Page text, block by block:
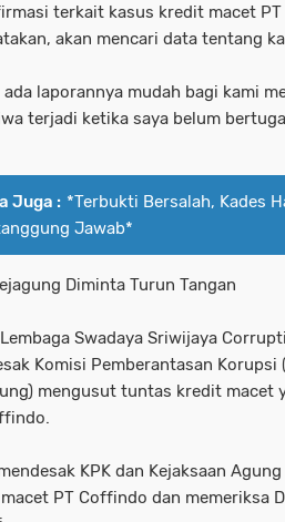
terkait kasus kredit macet
akan mencari data tentang
ada laporannya mudah bagi kami
terjadi ketika saya belum
Juga : *Terbukti Bersalah, Kades
Jawab*
Diminta Turun Tangan
Swadaya Sriwijaya
Komisi Pemberantasan Korupsi
mengusut tuntas kredit macet
KPK dan Kejaksaan
PT Coffindo dan memeriksa